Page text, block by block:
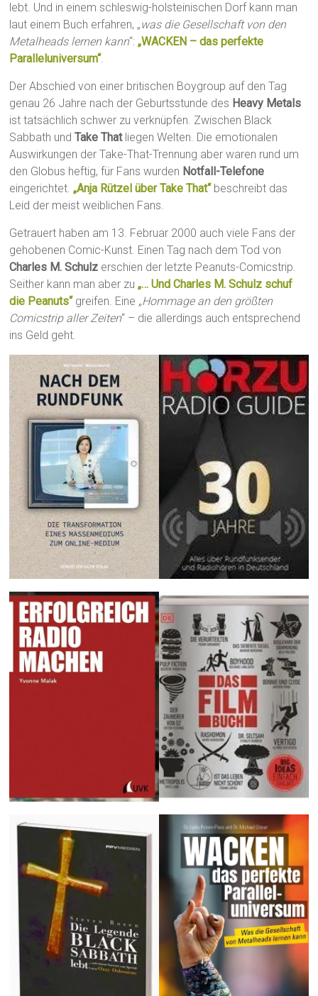
lebt. Und in einem schleswig-holsteinischen Dorf kann man
laut einem Buch erfahren, „was die Gesellschaft von den
Metalheads lernen kann“:„WACKEN – das perfekte
Paralleluniversum“.
Der Abschied von einer britischen Boygroup auf den Tag
genau 26 Jahre nach der Geburtsstunde des Heavy Metals
ist tatsächlich schwer zu verknüpfen. Zwischen Black
Sabbath undTake Thatliegen Welten. Die emotionalen
Auswirkungen der Take-That-Trennung aber waren rund um
den Globus heftig, für Fans wurden Notfall-Telefone
eingerichtet.„Anja Rützel über Take That“ beschreibt das
Leid der meist weiblichen Fans.
Getrauert haben am 13. Februar 2000 auch viele Fans der
gehobenen Comic-Kunst. Einen Tag nach dem Tod von
Charles M. Schulz erschien der letzte Peanuts-Comicstrip.
Seither kann man aber zu„… Und Charles M. Schulz schuf
die Peanuts“ greifen. Eine „Hommage an den größten
Comicstrip aller Zeiten“ – die allerdings auch entsprechend
ins Geld geht.